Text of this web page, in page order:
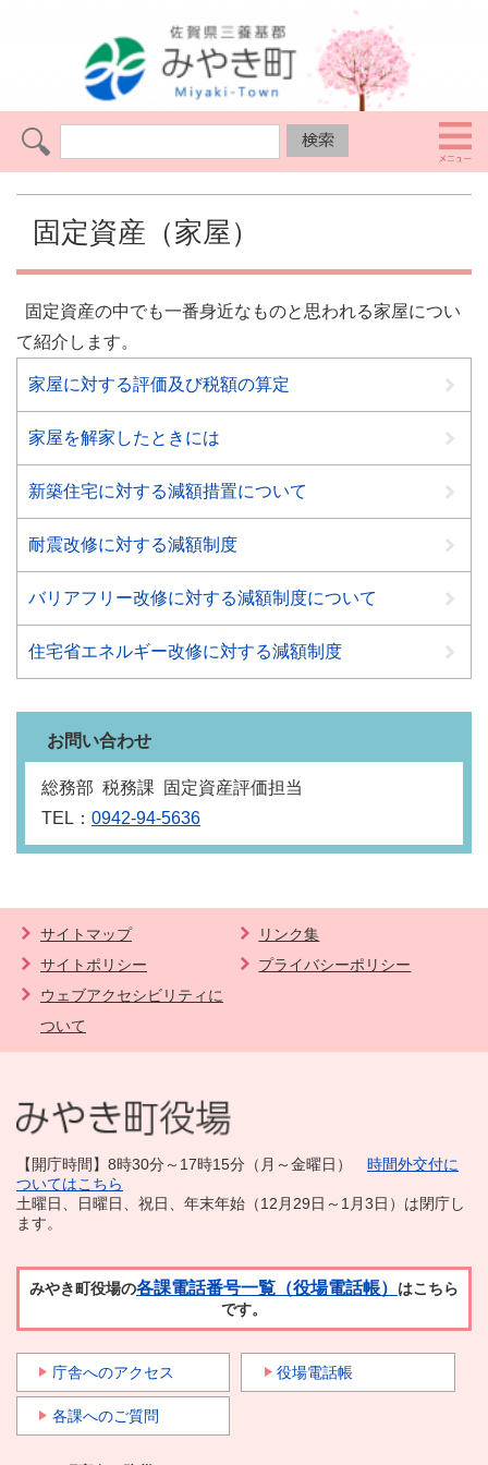
固定資産（家屋）
固定資産の中でも一番身近なものと思われる家屋につい
て紹介します。
家屋に対する評価及び税額の算定
家屋を解家したときには
新築住宅に対する減額措置について
耐震改修に対する減額制度
バリアフリー改修に対する減額制度について
住宅省エネルギー改修に対する減額制度
お問い合わせ
総務部 税務課 固定資産評価担当
TEL： 0942-94-5636
サイトマップ
リンク集
サイトポリシー
プライバシーポリシー
ウェブアクセシビリティに
ついて
【開庁時間】8時30分～17時15分（月～金曜日） 時間外交付に
ついてはこちら
土曜日、日曜日、祝日、年末年始（12月29日～1月3日）は閉庁し
ます。
みやき町役場の各課電話番号一覧（役場電話帳） はこちら
です。
庁舎へのアクセス 役場電話帳
各課へのご質問